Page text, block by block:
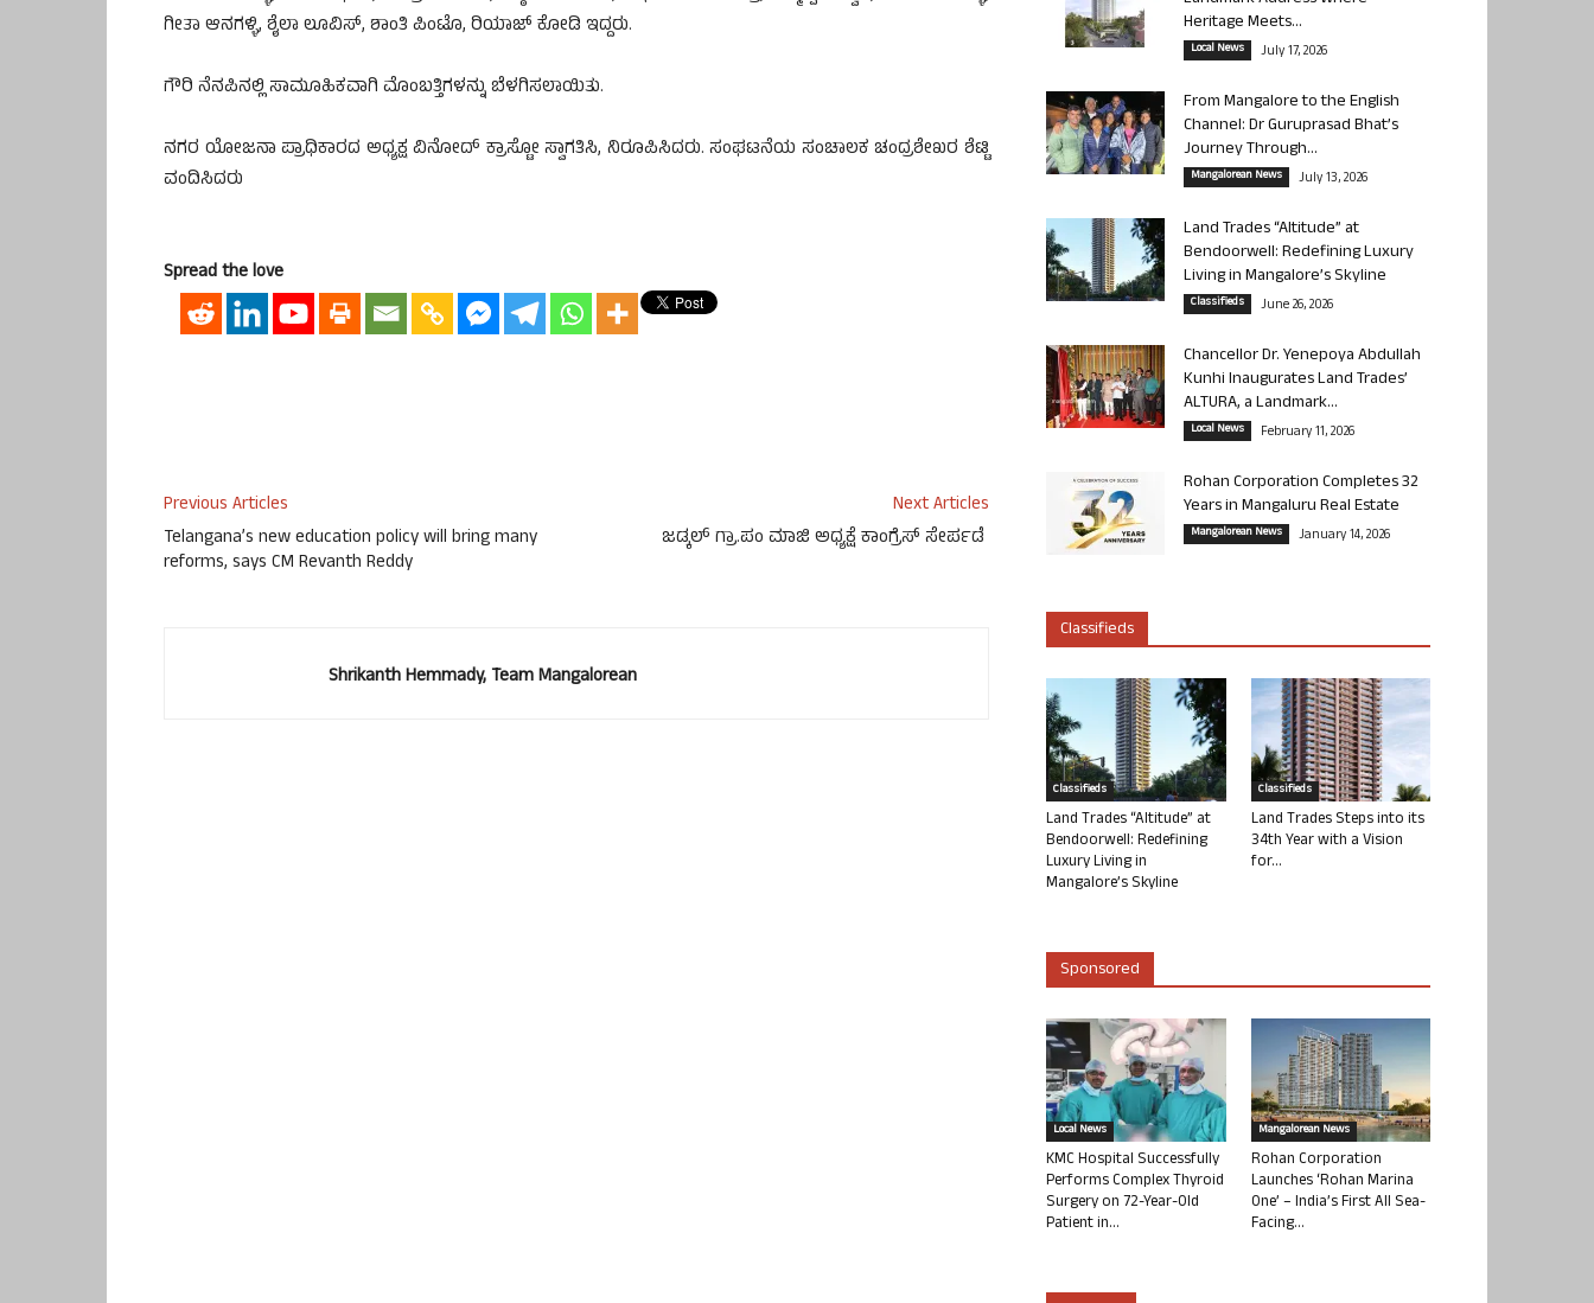
ಗೀತಾ ಆನಗಳ್ಳಿ, ಶೈಲಾ ಲೂವಿಸ್, ಶಾಂತಿ ಪಿಂಟೊ, ರಿಯಾಜ್ ಕೋಡಿ ಇದ್ದರು.
ಗೌರಿ ನೆನಪಿನಲ್ಲಿ ಸಾಮೂಹಿಕವಾಗಿ ಮೊಂಬತ್ತಿಗಳನ್ನು ಬೆಳಗಿಸಲಾಯಿತು.
ನಗರ ಯೋಜನಾ ಪ್ರಾಧಿಕಾರದ ಅಧ್ಯಕ್ಷ ವಿನೋದ್ ಕ್ರಾಸ್ಟೋ ಸ್ವಾಗತಿಸಿ, ನಿರೂಪಿಸಿದರು. ಸಂಘಟನೆಯ ಸಂಚಾಲಕ ಚಂದ್ರಶೇಖರ ಶೆಟ್ಟಿ
ವಂದಿಸಿದರು
Spread the love
Previous Articles
Telangana’s new education policy will bring many
reforms, says CM Revanth Reddy
Next Articles
ಜಡ್ಕಲ್ ಗ್ರಾ.ಪಂ ಮಾಜಿ ಅಧ್ಯಕ್ಷೆ ಕಾಂಗ್ರೆಸ್ ಸೇರ್ಪಡೆ
Shrikanth Hemmady, Team Mangalorean
Heritage Meets...
Local News July 17, 2026
From Mangalore to the English
Channel: Dr Guruprasad Bhat’s
Journey Through...
Mangalorean News July 13, 2026
Land Trades “Altitude” at
Bendoorwell: Redefining Luxury
Living in Mangalore’s Skyline
Classifieds June 26, 2026
Chancellor Dr. Yenepoya Abdullah
Kunhi Inaugurates Land Trades’
ALTURA, a Landmark...
Local News February 11, 2026
Rohan Corporation Completes 32
Years in Mangaluru Real Estate
Mangalorean News January 14, 2026
Classifieds
Classifieds
Land Trades “Altitude” at
Bendoorwell: Redefining
Luxury Living in
Mangalore’s Skyline
Classifieds
Land Trades Steps into its
34th Year with a Vision
for...
Sponsored
Local News
KMC Hospital Successfully
Performs Complex Thyroid
Surgery on 72-Year-Old
Patient in...
Mangalorean News
Rohan Corporation
Launches ‘Rohan Marina
One’ – India’s First All Sea-
Facing...